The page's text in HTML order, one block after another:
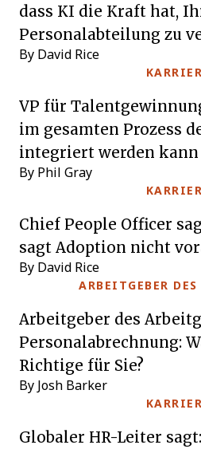
dass KI die Kraft hat,
Personalabteilung zu
By David Rice
VP für
im gesamten Prozess
integriert werden kann
By Phil Gray
Chief People Officer
sagt Adoption nicht
By David Rice
ARBEITGEBER DES
Arbeitgeber des
Personalabrechnung:
Richtige für Sie?
By Josh Barker
Globaler HR-Leiter